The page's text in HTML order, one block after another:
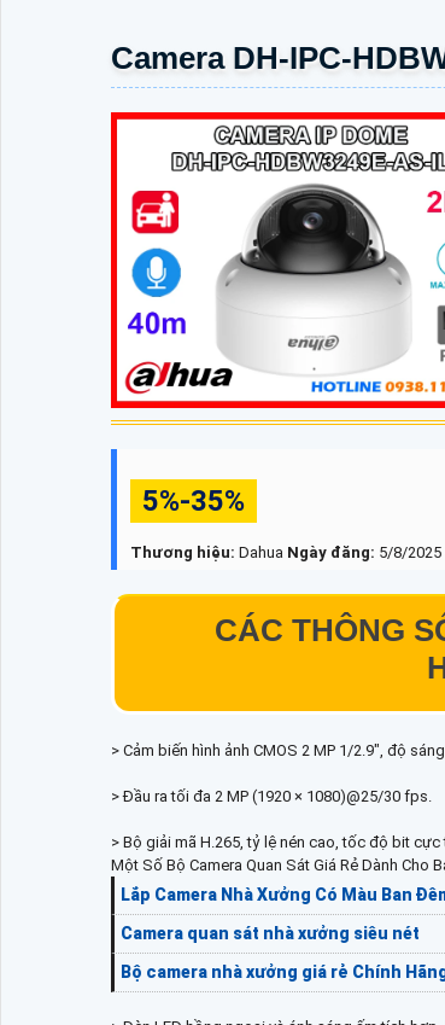
Camera DH-IPC-
5%-35%
Thương hiệu: Dahua Ngày đăng: 5/8/2025
CÁC THÔNG
> Cảm biến hình ảnh CMOS 2 MP 1/2.9", độ
> Đầu ra tối đa 2 MP (1920 × 1080)@25/30 fps.
> Bộ giải mã H.265, tỷ lệ nén cao, tốc độ bit cực
Một Số Bộ Camera Quan Sát Giá Rẻ Dành Cho
Lắp Camera Nhà Xưởng Có Màu Ban
Camera quan sát nhà xưởng siêu nét
Bộ camera nhà xưởng giá rẻ Chính